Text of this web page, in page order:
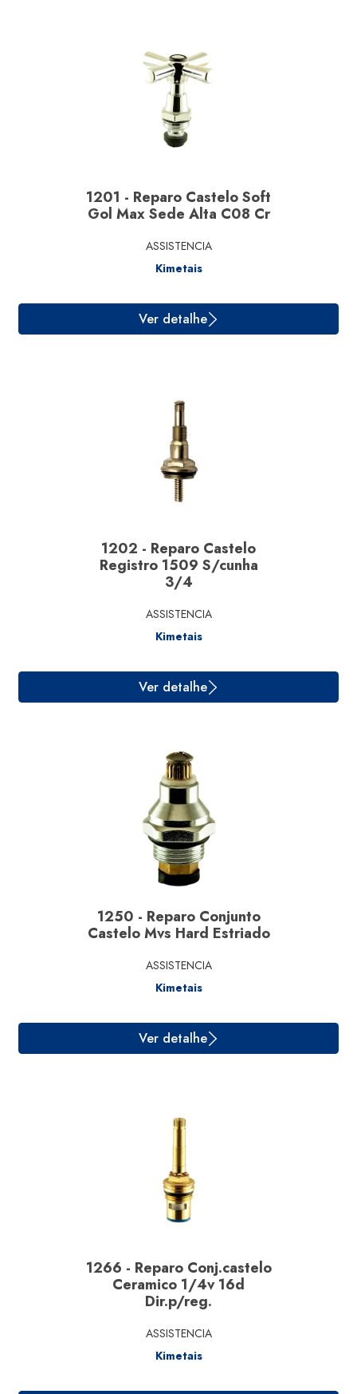
1201 - Reparo Castelo Soft
Gol Max Sede Alta C08 Cr
ASSISTENCIA
Kimetais
Ver detalhe
1202 - Reparo Castelo
Registro 1509 S/cunha
3/4
ASSISTENCIA
Kimetais
1250 - Reparo Conjunto
Castelo Mvs Hard Estriado
ASSISTENCIA
Kimetais
1266 - Reparo Conj.castelo
Ceramico 1/4v 16d
Dir.p/reg.
ASSISTENCIA
Kimetais